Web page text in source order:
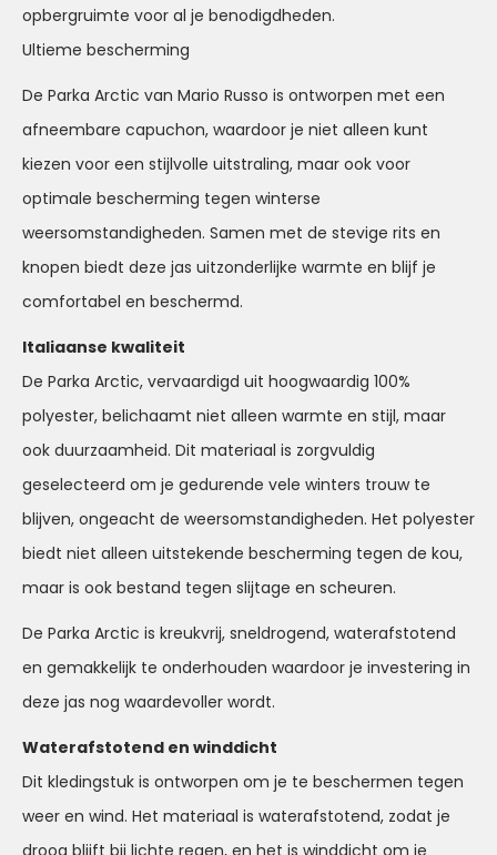
opbergruimte voor al je benodigdheden.
Ultieme bescherming
De Parka Arctic van Mario Russo is ontworpen met een
afneembare capuchon, waardoor je niet alleen kunt
kiezen voor een stijlvolle uitstraling, maar ook voor
optimale bescherming tegen winterse
weersomstandigheden. Samen met de stevige rits en
knopen biedt deze jas uitzonderlijke warmte en blijf je
comfortabel en beschermd.
Italiaanse kwaliteit
De Parka Arctic, vervaardigd uit hoogwaardig 100%
polyester, belichaamt niet alleen warmte en stijl, maar
ook duurzaamheid. Dit materiaal is zorgvuldig
geselecteerd om je gedurende vele winters trouw te
blijven, ongeacht de weersomstandigheden. Het polyester
biedt niet alleen uitstekende bescherming tegen de kou,
maar is ook bestand tegen slijtage en scheuren.
De Parka Arctic is kreukvrij, sneldrogend, waterafstotend
en gemakkelijk te onderhouden waardoor je investering in
deze jas nog waardevoller wordt.
Waterafstotend en winddicht
Dit kledingstuk is ontworpen om je te beschermen tegen
weer en wind. Het materiaal is waterafstotend, zodat je